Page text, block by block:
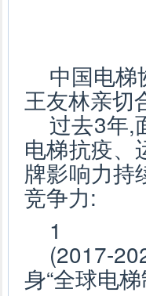
中国电
王友林亲切
过去3年,
电梯抗疫、
牌影响力持
竞争力:
1
(2017-
身“全球电